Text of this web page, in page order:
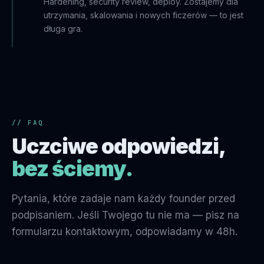
utrzymania, skalowania i nowych ficzerów — to jest
długa gra.
// FAQ
Uczciwe odpowiedzi,
bez ściemy.
Pytania, które zadaje nam każdy founder przed
podpisaniem. Jeśli Twojego tu nie ma — pisz na
formularzu kontaktowym, odpowiadamy w 48h.